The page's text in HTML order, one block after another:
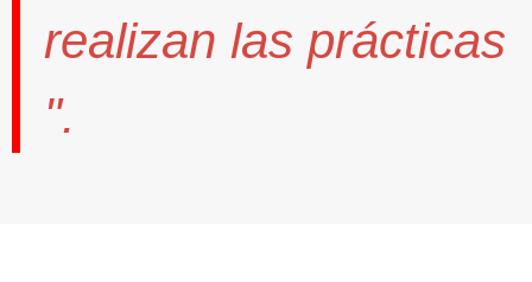
realizan las prácticas
".